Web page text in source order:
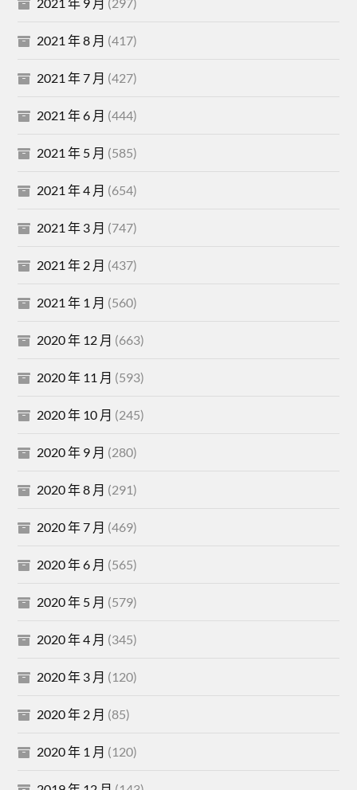
2021 年 9 月 (297)
2021 年 8 月 (417)
2021 年 7 月 (427)
2021 年 6 月 (444)
2021 年 5 月 (585)
2021 年 4 月 (654)
2021 年 3 月 (747)
2021 年 2 月 (437)
2021 年 1 月 (560)
2020 年 12 月 (663)
2020 年 11 月 (593)
2020 年 10 月 (245)
2020 年 9 月 (280)
2020 年 8 月 (291)
2020 年 7 月 (469)
2020 年 6 月 (565)
2020 年 5 月 (579)
2020 年 4 月 (345)
2020 年 3 月 (120)
2020 年 2 月 (85)
2020 年 1 月 (120)